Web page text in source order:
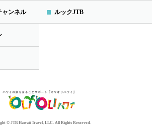
ャンネル ルックJTB
© JTB Hawaii Travel, LLC. All Rights Reserved.